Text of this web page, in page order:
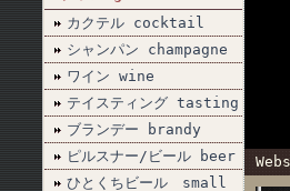
カクテル cocktail
シャンパン champagne
ワイン wine
テイスティング tasting
ブランデー brandy
ピルスナー/ビール beer
ひとくちビール small